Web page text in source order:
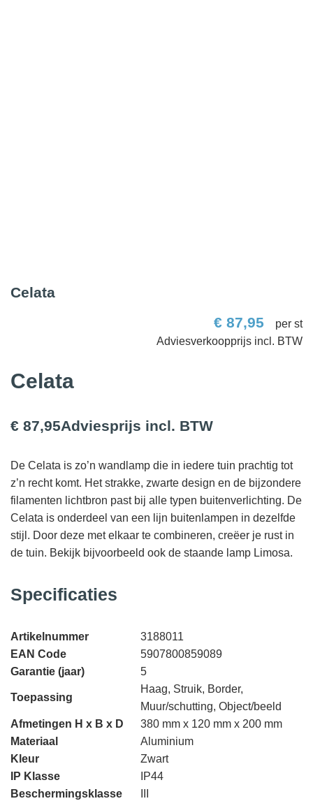
Celata
€ 87,95 per st
Celata
€ 87,95Adviesprijs incl. BTW
De Celata is zo’n wandlamp die in iedere tuin prachtig tot
z’n recht komt. Het strakke, zwarte design en de bijzondere
filamenten lichtbron past bij alle typen buitenverlichting. De
Celata is onderdeel van een lijn buitenlampen in dezelfde
stijl. Door deze met elkaar te combineren, creëer je rust in
de tuin. Bekijk bijvoorbeeld ook de staande lamp Limosa.
Specificaties
Artikelnummer
3188011
EAN Code
5907800859089
Garantie (jaar)
5
Toepassing
Haag, Struik, Border,
Muur/schutting, Object/beeld
Afmetingen H x B x D
380 mm x 120 mm x 200 mm
Materiaal
Aluminium
Kleur
Zwart
IP Klasse
IP44
Beschermingsklasse